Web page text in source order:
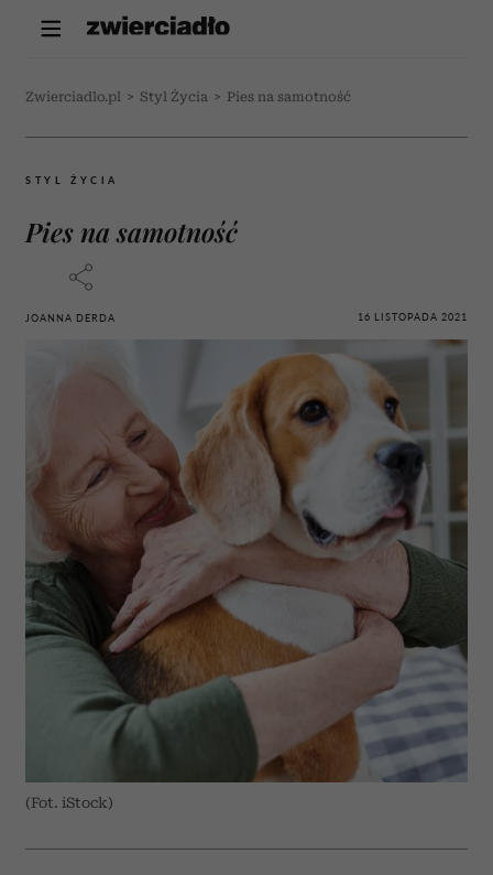
Zwierciadlo.pl > Styl Życia > Pies na samotność
STYL ŻYCIA
Pies na samotność
JOANNA DERDA 16 LISTOPADA 2021
(Fot. iStock)